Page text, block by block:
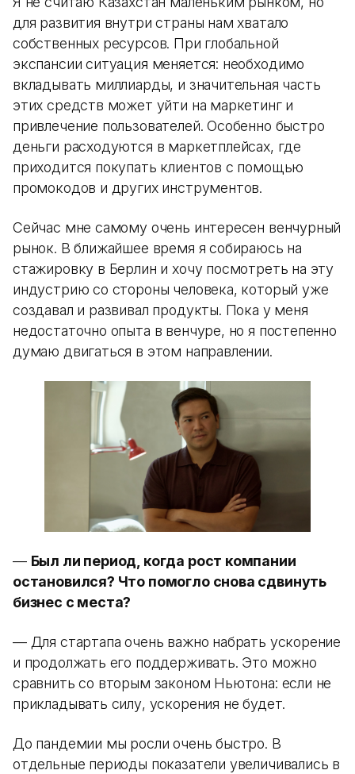
для развития внутри страны нам хватало
собственных ресурсов. При глобальной
экспансии ситуация меняется: необходимо
вкладывать миллиарды, и значительная часть
этих средств может уйти на маркетинг и
привлечение пользователей. Особенно быстро
деньги расходуются в маркетплейсах, где
приходится покупать клиентов с помощью
промокодов и других инструментов.
Сейчас мне самому очень интересен венчурный
рынок. В ближайшее время я собираюсь на
стажировку в Берлин и хочу посмотреть на эту
индустрию со стороны человека, который уже
создавал и развивал продукты. Пока у меня
недостаточно опыта в венчуре, но я постепенно
думаю двигаться в этом направлении.
— Был ли период, когда рост компании
остановился? Что помогло снова сдвинуть
бизнес с места?
— Для стартапа очень важно набрать ускорение
и продолжать его поддерживать. Это можно
сравнить со вторым законом Ньютона: если не
прикладывать силу, ускорения не будет.
До пандемии мы росли очень быстро. В
отдельные периоды показатели увеличивались в